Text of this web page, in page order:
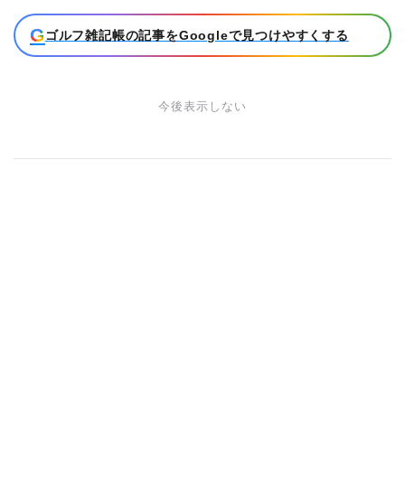
G ゴルフ雑記帳の記事をGoogleで見つけやすくする
今後表示しない